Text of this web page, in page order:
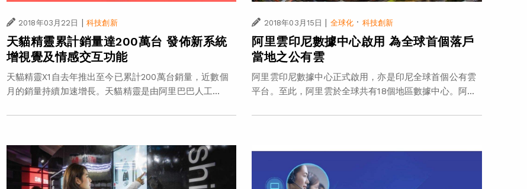
2018年03月22日 | 科技創新
天貓精靈累計銷量達200萬台 發佈新系統
增視覺及情感交互功能
天貓精靈X1自去年推出至今已累計200萬台銷量，近數個
月的銷量持續加速增長。天貓精靈是由阿里巴巴人工...
2018年03月15日 | 全球化 · 科技創新
阿里雲印尼數據中心啟用 為全球首個落戶
當地之公有雲
阿里雲印尼數據中心正式啟用，亦是印尼全球首個公有雲
平台。至此，阿里雲於全球共有18個地區數據中心。阿...